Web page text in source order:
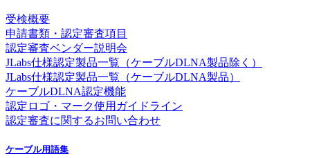
受検概要
申請書類・認定審査項目
認定審査ベンダー説明会
JLabs仕様認定製品一覧（ケーブルDLNA製品除く）
JLabs仕様認定製品一覧（ケーブルDLNA製品）
ケーブルDLNA認定機能
認定ロゴ・マーク使用ガイドライン
認定審査に関するお問い合わせ
ケーブル用語集